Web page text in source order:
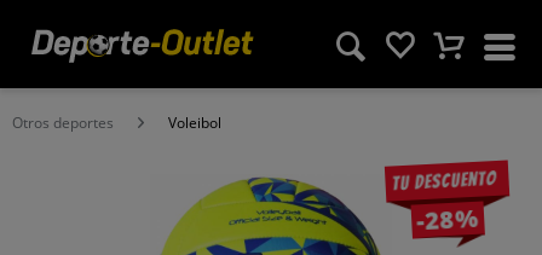
Otros deportes Voleibol
Tu descuento
-28%